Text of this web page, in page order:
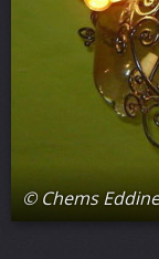
© Chems